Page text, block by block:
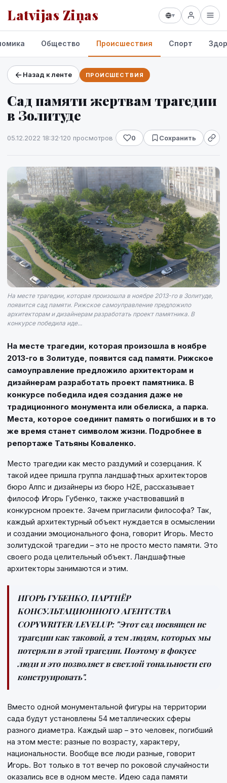
Latvijas Ziņas ▾
Проекты и сервисы
Прогноз погоды
Общество Происшествия Спорт
Назад к ленте ПРОИСШЕСТВИЯ
Сад памяти жертвам трагедии
в Золитуде
05.12.2022 18:32·120 просмотров 0 Сохранить
На месте трагедии, которая произошла в ноябре 2013-го в Золитуде,
появится сад памяти. Рижское самоуправление предложило
архитекторам и дизайнерам разработать проект памятника. В
конкурсе победила иде...
На месте трагедии, которая произошла в ноябре
2013-го в Золитуде, появится сад памяти. Рижское
самоуправление предложило архитекторам и
дизайнерам разработать проект памятника. В
конкурсе победила идея создания даже не
традиционного монумента или обелиска, а парка.
Места, которое соединит память о погибших и в то
же время станет символом жизни. Подробнее в
репортаже Татьяны Коваленко.
Место трагедии как место раздумий и созерцания. К
такой идее пришла группа ландшафтных архитекторов
бюро Алпс и дизайнеры из бюро Н2Е, рассказывает
философ Игорь Губенко, также участвовавший в
конкурсном проекте. Зачем пригласили философа? Так,
каждый архитектурный объект нуждается в осмыслении
и создании эмоционального фона, говорит Игорь. Место
золитудской трагедии – это не просто место памяти. Это
своего рода целительный объект. Ландшафтные
архитекторы занимаются и этим.
ИГОРЬ ГУБЕНКО, ПАРТНЁР
КОНСУЛЬТАЦИОННОГО АГЕНТСТВА
COPYWRITER/LEVELUP: "Этот сад посвящен не
трагедии как таковой, а тем людям, которых мы
потеряли в этой трагедии. Поэтому в фокусе
люди и это позволяет в светлой тональности его
конструировать".
Вместо одной монументальной фигуры на территории
сада будут установлены 54 металлических сферы
разного диаметра. Каждый шар – это человек, погибший
на этом месте: разные по возрасту, характеру,
национальности. Вообще все люди разные, говорит
Игорь. Вот только в тот вечер по роковой случайности
оказались все в одном месте. Идею сада памяти